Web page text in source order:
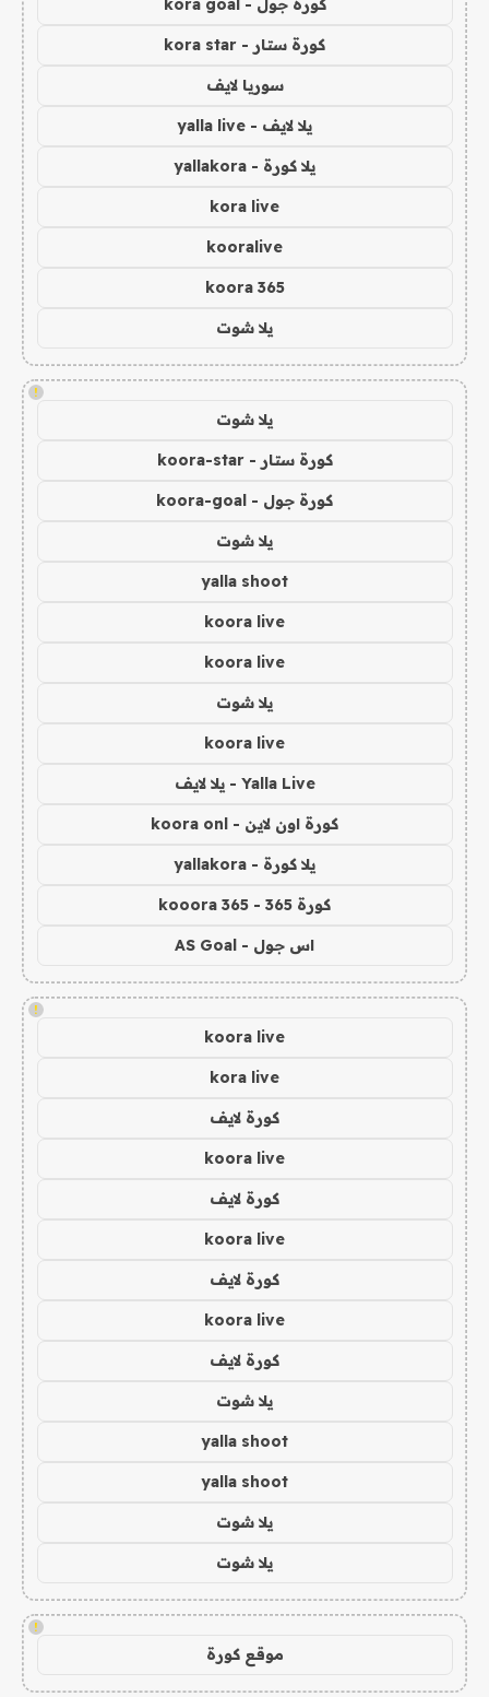
كورة جول - kora goal
كورة ستار - kora star
سوريا لايف
يلا لايف - yalla live
يلا كورة - yallakora
kora live
kooralive
koora 365
يلا شوت
!
يلا شوت
كورة ستار - koora-star
كورة جول - koora-goal
يلا شوت
yalla shoot
koora live
koora live
يلا شوت
koora live
Yalla Live - يلا لايف
كورة اون لاين - koora onl
يلا كورة - yallakora
كورة 365 - kooora 365
اس جول - AS Goal
!
koora live
kora live
كورة لايف
koora live
كورة لايف
koora live
كورة لايف
koora live
كورة لايف
يلا شوت
yalla shoot
yalla shoot
يلا شوت
يلا شوت
!
موقع كورة